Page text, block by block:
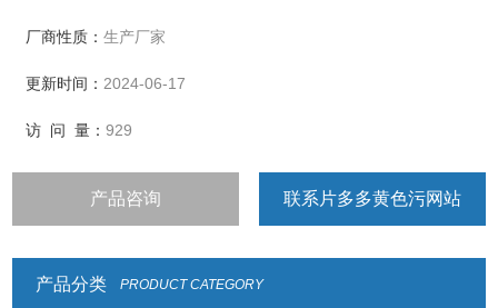
• 具有重量或数量预设、简易计数、重量暂留、计重及百分比
• 具有重量累计，重量检校(High、Low、
• 具有自动更正、自动零点追踪、双重之过载保护之功能
• 具有多种单位选择
厂商性质：生产厂家
更新时间： 2024-06-17
访 问 量：929
产品咨询 联系片多多黄色污网站
产品分类 PRODUCT CATEGORY